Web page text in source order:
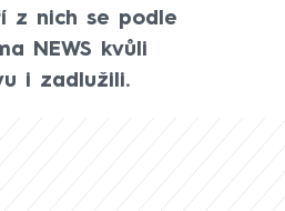
z nich se podle
NEWS kvůli
i zadlužili.